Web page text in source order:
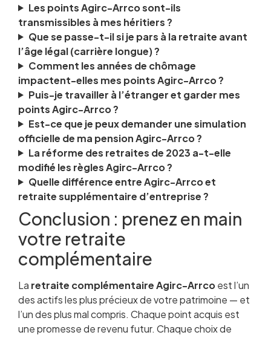
Les points Agirc-Arrco sont-ils
transmissibles à mes héritiers ?
Que se passe-t-il si je pars à la retraite avant
l’âge légal (carrière longue) ?
Comment les années de chômage
impactent-elles mes points Agirc-Arrco ?
Puis-je travailler à l’étranger et garder mes
points Agirc-Arrco ?
Est-ce que je peux demander une simulation
officielle de ma pension Agirc-Arrco ?
La réforme des retraites de 2023 a-t-elle
modifié les règles Agirc-Arrco ?
Quelle différence entre Agirc-Arrco et
retraite supplémentaire d’entreprise ?
Conclusion : prenez en main
votre retraite
complémentaire
La retraite complémentaire Agirc-Arrcoest l’un
des actifs les plus précieux de votre patrimoine — et
l’un des plus mal compris. Chaque point acquis est
une promesse de revenu futur. Chaque choix de